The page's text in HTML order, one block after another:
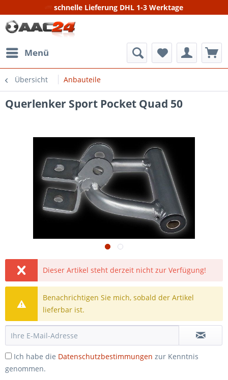
schnelle Lieferung DHL 1-3 Werktage
Menü
Übersicht Anbauteile
Querlenker Sport Pocket Quad 50
Dieser Artikel steht derzeit nicht zur Verfügung!
Benachrichtigen Sie mich, sobald der Artikel
lieferbar ist.
Ich habe die Datenschutzbestimmungen zur Kenntnis
genommen.